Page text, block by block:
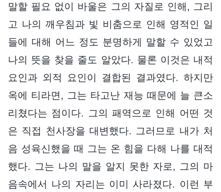
말할 필요 없이 바울은 그의 자질로 인해, 그리
고 나의 깨우침과 빛 비춤으로 인해 영적인 일
들에 대해 어느 정도 분명하게 말할 수 있었고
나의 뜻을 찾을 줄도 알았다. 물론 이것은 내적
요인과 외적 요인이 결합된 결과였다. 하지만
옥에 티라면, 그는 타고난 재능 때문에 늘 큰소
리쳤다는 점이다. 그의 패역으로 인해 어떤 것
은 직접 천사장을 대변했다. 그러므로 내가 처
음 성육신했을 때 그는 온 힘을 다해 나를 대적
했다. 그는 나의 말을 알지 못한 자로, 그의 마
음속에서 나의 자리는 이미 사라졌다. 이런 부